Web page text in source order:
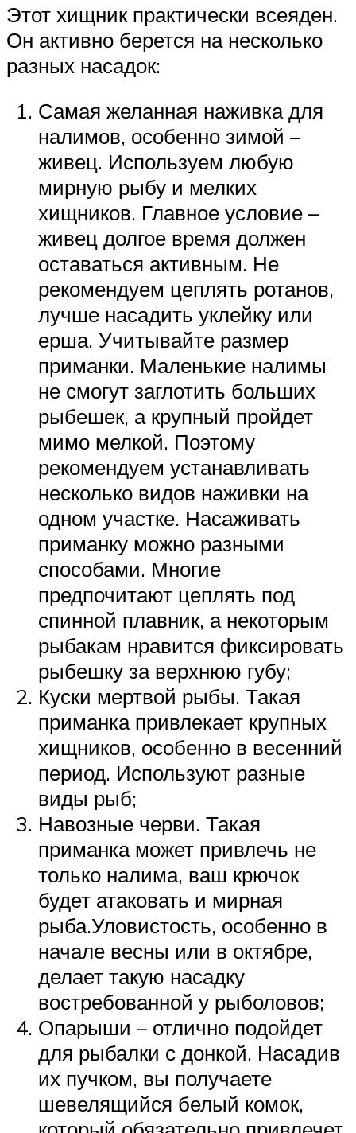
Этот хищник практически всеяден.
Он активно берется на несколько
разных насадок:
Самая желанная наживка для
налимов, особенно зимой –
живец. Используем любую
мирную рыбу и мелких
хищников. Главное условие –
живец долгое время должен
оставаться активным. Не
рекомендуем цеплять ротанов,
лучше насадить уклейку или
ерша. Учитывайте размер
приманки. Маленькие налимы
не смогут заглотить больших
рыбешек, а крупный пройдет
мимо мелкой. Поэтому
рекомендуем устанавливать
несколько видов наживки на
одном участке. Насаживать
приманку можно разными
способами. Многие
предпочитают цеплять под
спинной плавник, а некоторым
рыбакам нравится фиксировать
рыбешку за верхнюю губу;
Куски мертвой рыбы. Такая
приманка привлекает крупных
хищников, особенно в весенний
период. Используют разные
виды рыб;
Навозные черви. Такая
приманка может привлечь не
только налима, ваш крючок
будет атаковать и мирная
рыба.Уловистость, особенно в
начале весны или в октябре,
делает такую насадку
востребованной у рыболовов;
Опарыши – отлично подойдет
для рыбалки с донкой. Насадив
их пучком, вы получаете
шевелящийся белый комок,